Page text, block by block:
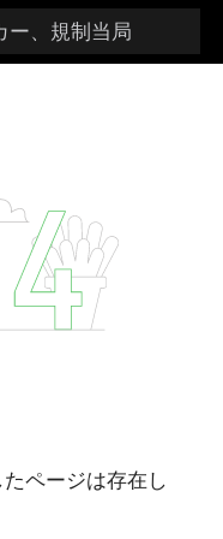
ー、規制当局
ページは存在し